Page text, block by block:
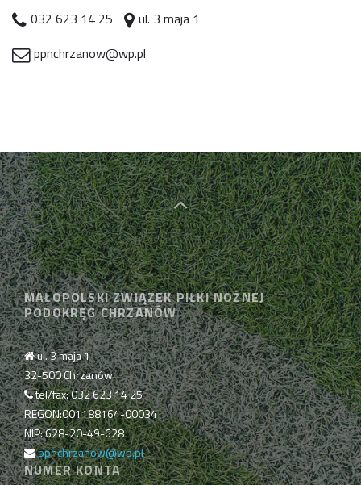
032 623 14 25
ul. 3 maja 1
ppnchrzanow@wp.pl
MAŁOPOLSKI ZWIĄZEK PIŁKI NOŻNEJ
PODOKRĘG CHRZANÓW
ul. 3 maja 1
32-500 Chrzanów
tel/fax: 032 623 14 25
REGON:001188164-00034
NIP: 628-20-49-628
ppnchrzanow@wp.pl
NUMER KONTA